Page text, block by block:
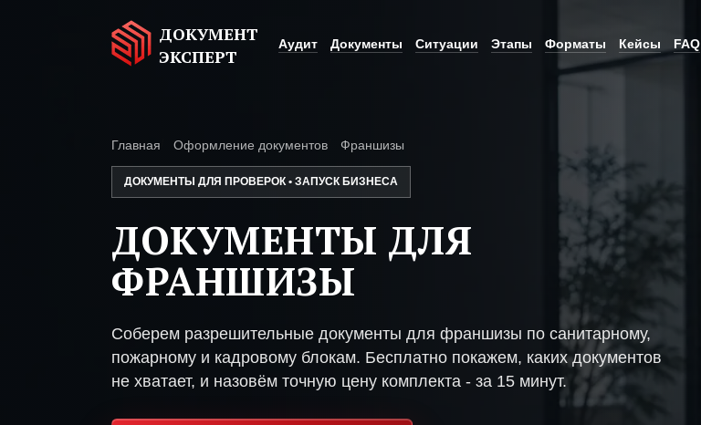
ДОКУМЕНТ
ЭКСПЕРТ
Аудит Документы Ситуации Этапы Форматы Кейсы FAQ
Главная Оформление документов Франшизы
ДОКУМЕНТЫ ДЛЯ ПРОВЕРОК • ЗАПУСК БИЗНЕСА
ДОКУМЕНТЫ ДЛЯ
ФРАНШИЗЫ
Соберем разрешительные документы для франшизы по санитарному,
пожарному и кадровому блокам. Бесплатно покажем, каких документов
не хватает, и назовём точную цену комплекта - за 15 минут.